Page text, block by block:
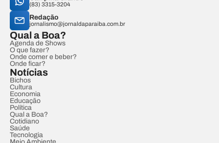
(83) 3315-3204
Redação
jornalismo@jornaldaparaiba.com.br
Qual a Boa?
Agenda de Shows
O que fazer?
Onde comer e beber?
Onde ficar?
Notícias
Bichos
Cultura
Economia
Educação
Política
Qual a Boa?
Cotidiano
Saúde
Tecnologia